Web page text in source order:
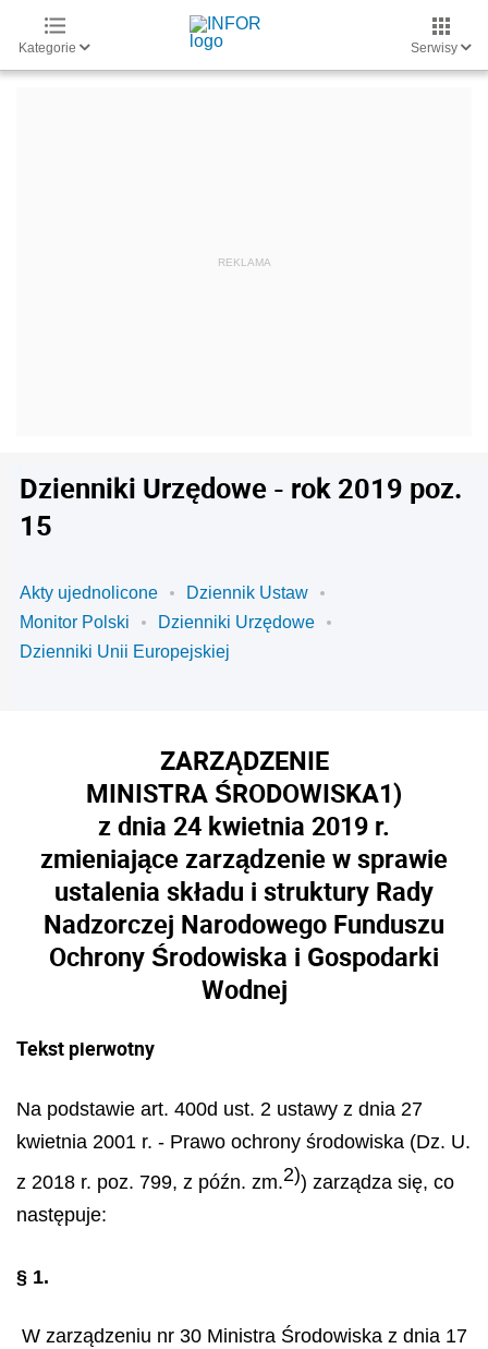
Kategorie Serwisy
Dzienniki Urzędowe - rok 2019 poz.
15
Akty ujednolicone
Dziennik Ustaw
Monitor Polski
Dzienniki Urzędowe
Dzienniki Unii Europejskiej
ZARZĄDZENIE
MINISTRA ŚRODOWISKA1)
z dnia 24 kwietnia 2019 r.
zmieniające zarządzenie w sprawie
ustalenia składu i struktury Rady
Nadzorczej Narodowego Funduszu
Ochrony Środowiska i Gospodarki
Wodnej
Tekst pierwotny
Na podstawie art. 400d ust. 2 ustawy z dnia 27
kwietnia 2001 r. - Prawo ochrony środowiska (Dz. U.
z 2018 r. poz. 799, z późn. zm.2)) zarządza się, co
następuje:
§ 1.
W zarządzeniu nr 30 Ministra Środowiska z dnia 17